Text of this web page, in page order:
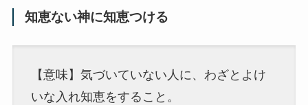
知恵ない神に知恵つける
【意味】気づいていない人に、わざとよけ
いな入れ知恵をすること。